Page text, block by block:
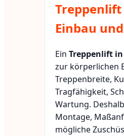
Treppenlift
Einbau
Ein Treppenlift
zur körperlichen
Treppenbreite,
Tragfähigkeit,
Wartung.
Montage,
mögliche